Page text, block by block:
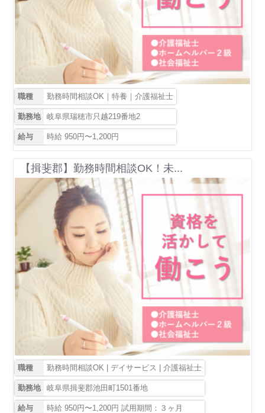
職種 勤務時間相談OK｜特養｜介護福祉士
勤務地 岐阜県瑞穂市只越219番地2
給与 時給 950円〜1,200円
【揖斐郡】勤務時間相談OK！未...
職種 勤務時間相談OK | デイサービス | 介護福祉士
勤務地 岐阜県揖斐郡池田町1501番地
給与 時給 950円〜1,200円 試用期間：３ヶ月